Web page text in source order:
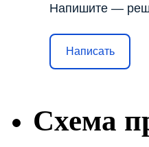
Напишите —
Написать
Схема